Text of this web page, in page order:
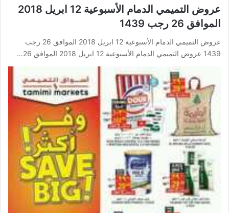
عروض التميمي الدمام الأسبوعية 12 ابريل 2018
الموافق 26 رجب 1439
عروض التميمي الدمام الأسبوعية 12 ابريل 2018 الموافق 26 رجب
1439 عروض التميمي الدمام الأسبوعية 12 ابريل 2018 الموافق 26…